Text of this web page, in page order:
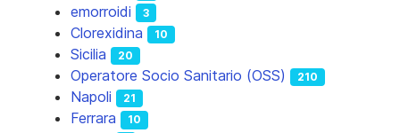
emorroidi 3
Clorexidina 10
Sicilia 20
Operatore Socio Sanitario (OSS) 210
Napoli 21
Ferrara 10